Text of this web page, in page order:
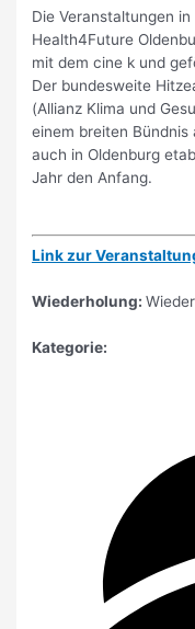
Die Veranstaltungen
Health4Future
mit dem cine k und
Der bundesweite
(Allianz Klima und
einem breiten Bündnis
auch in Oldenburg
Jahr den Anfang.
Link zur
Wiederholung:
Kategorie: